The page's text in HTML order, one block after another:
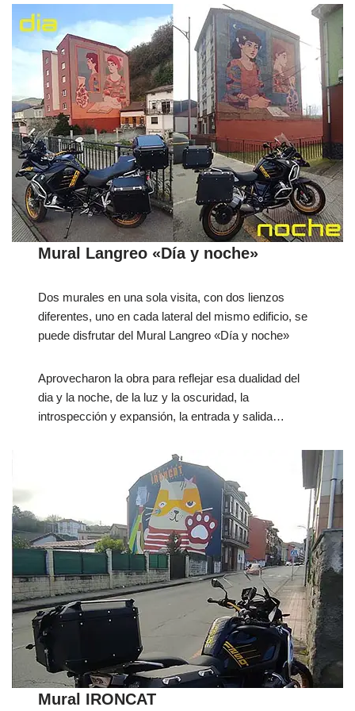
Mural Langreo «Día y noche»
Dos murales en una sola visita, con dos lienzos
diferentes, uno en cada lateral del mismo edificio, se
puede disfrutar del Mural Langreo «Día y noche»
Aprovecharon la obra para reflejar esa dualidad del
dia y la noche, de la luz y la oscuridad, la
introspección y expansión, la entrada y salida…
Mural IRONCAT